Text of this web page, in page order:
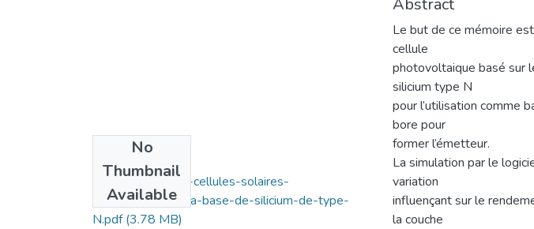
No
Thumbnail
Available
Optimisation-des-cellules-solaires-
conventionnelles-a-base-de-silicium-de-type-
N.pdf(3.78 MB)
Abstract
Le but de ce mémoire
cellule
photovoltaique basé sur
silicium type N
pour l’utilisation comme
bore pour
former l’émetteur.
La simulation par le
variation
influençant sur le
la couche